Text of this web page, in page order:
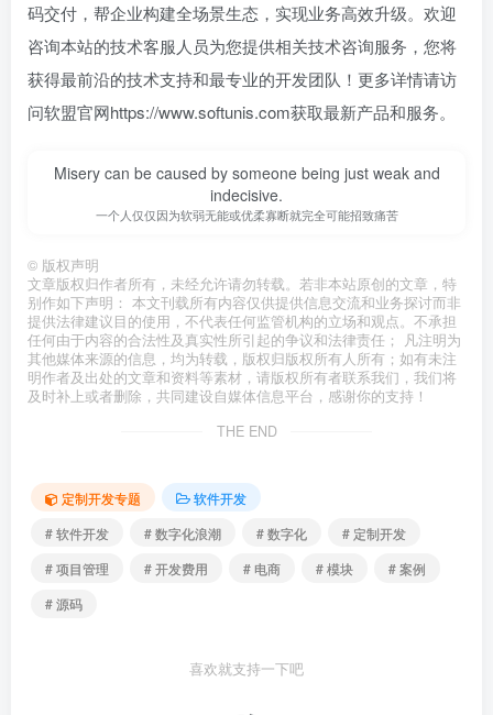
码交付，帮企业构建全场景生态，实现业务高效升级。欢迎
咨询本站的技术客服人员为您提供相关技术咨询服务，您将
获得最前沿的技术支持和最专业的开发团队！更多详情请访
问软盟官网https://www.softunis.com获取最新产品和服务。
Misery can be caused by someone being just weak and
indecisive.
一个人仅仅因为软弱无能或优柔寡断就完全可能招致痛苦
© 版权声明
文章版权归作者所有，未经允许请勿转载。若非本站原创的文章，特
别作如下声明： 本文刊载所有内容仅供提供信息交流和业务探讨而非
提供法律建议目的使用，不代表任何监管机构的立场和观点。不承担
任何由于内容的合法性及真实性所引起的争议和法律责任； 凡注明为
其他媒体来源的信息，均为转载，版权归版权所有人所有；如有未注
明作者及出处的文章和资料等素材，请版权所有者联系我们，我们将
及时补上或者删除，共同建设自媒体信息平台，感谢你的支持！
THE END
定制开发专题
软件开发
# 软件开发
# 数字化浪潮 # 数字化
# 定制开发
# 项目管理
# 开发费用 # 电商 # 模块
# 案例
# 源码
喜欢就支持一下吧